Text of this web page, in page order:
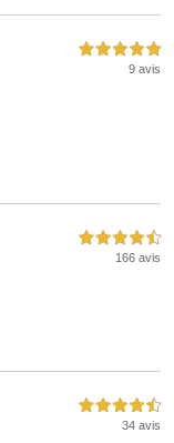
5,0 étoiles sur 5
9 avis
4,5 étoiles sur 5
166 avis
4,5 étoiles sur 5
34 avis